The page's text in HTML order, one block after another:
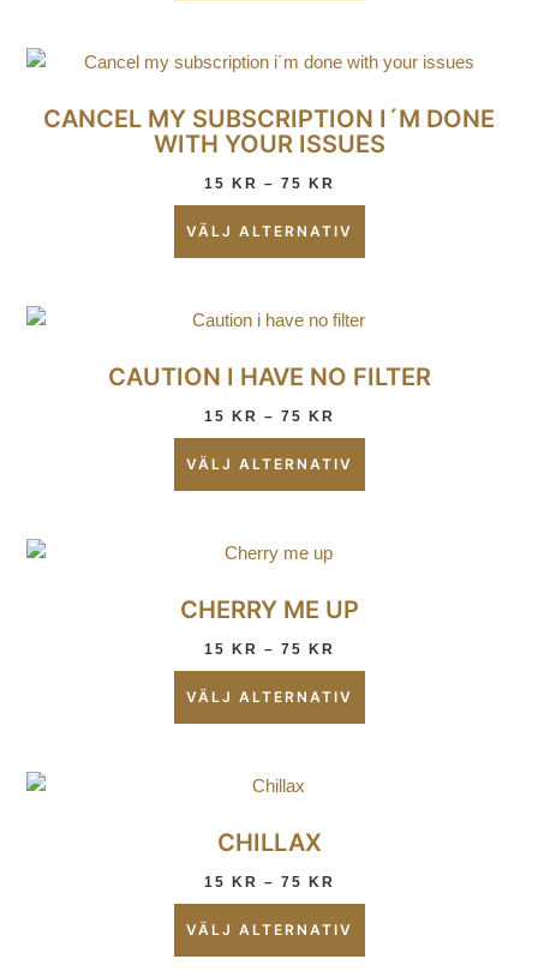
CANCEL MY SUBSCRIPTION I´M DONE
WITH YOUR ISSUES
15 KR – 75 KR
VÄLJ ALTERNATIV
CAUTION I HAVE NO FILTER
15 KR – 75 KR
VÄLJ ALTERNATIV
CHERRY ME UP
15 KR – 75 KR
VÄLJ ALTERNATIV
CHILLAX
15 KR – 75 KR
VÄLJ ALTERNATIV